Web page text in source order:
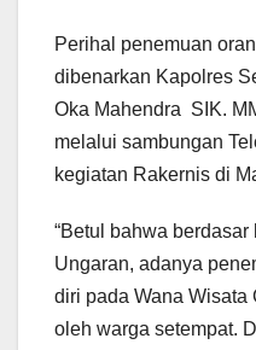
Perihal penemuan
dibenarkan Kapolres
Oka Mahendra SIK.
melalui sambungan
kegiatan Rakernis di
“Betul bahwa
Ungaran, adanya
diri pada Wana Wisata
oleh warga setempat.